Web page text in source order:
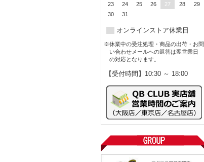
23
24 25 26 27 28
29
30
31
オンラインストア休業日
※休業中の受注処理・商品の出荷・お問
い合わせメールへの返答は翌営業日
の対応となります。
【受付時間】10:30 ～ 18:00